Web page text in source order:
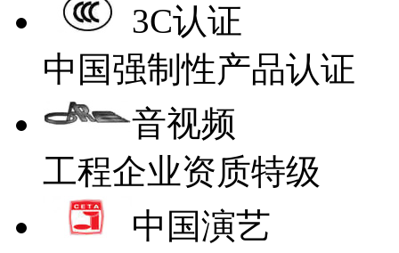
3C认证
中国强制性产品认证
音视频
工程企业资质特级
中国演艺